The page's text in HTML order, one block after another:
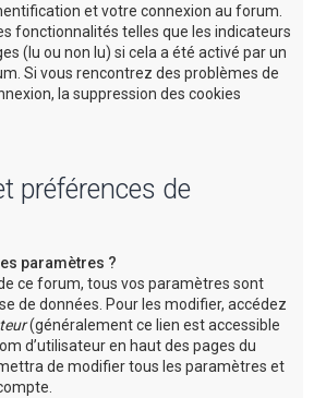
et votre connexion au forum.
fonctionnalités telles que les indicateurs
(lu ou non lu) si cela a été activé par un
Si vous rencontrez des problèmes de
la suppression des cookies
préférences de
paramètres ?
ce forum, tous vos paramètres sont
de données. Pour les modifier, accédez
(généralement ce lien est accessible
d’utilisateur en haut des pages du
de modifier tous les paramètres et